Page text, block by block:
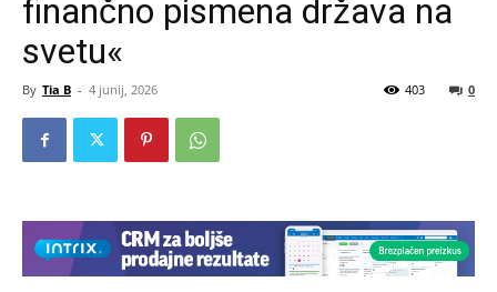
finančno pismena država na
svetu«
By Tia B - 4 junij, 2026 0
403